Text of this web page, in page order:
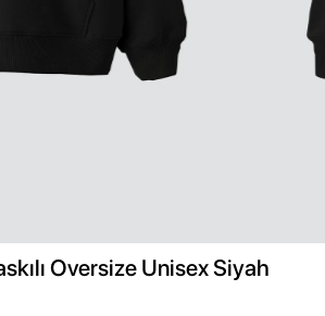
Oversize Unisex Siyah